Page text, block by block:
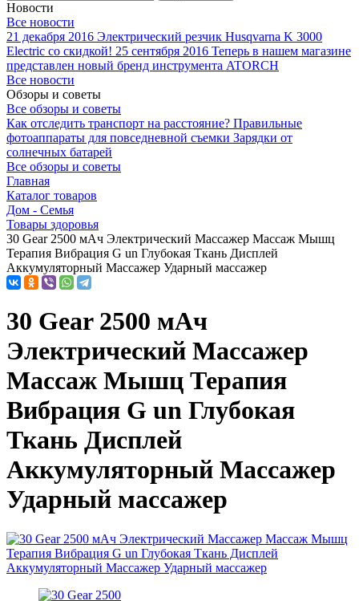
Новости
Все новости
21 декабря 2016 Электрический резчик Husqvarna K 3000
Electric со скидкой! 25 сентября 2016 Теперь в нашем магазине
представлен новый бренд инструмента ATORCH
Все новости
Обзоры и советы
Все обзоры и советы
Как отследить транспорт на расстояние? Правильные
фотоаппараты для повседневной съемки Зарядки от
солнечных батарей
Все обзоры и советы
Главная
Каталог товаров
Дом - Семья
Товары здоровья
30 Gear 2500 мАч Электрический Массажер Массаж Мышц
Терапия Вибрация G un Глубокая Ткань Дисплей
Аккумуляторный Массажер Ударный массажер
30 Gear 2500 мАч
Электрический Массажер
Массаж Мышц Терапия
Вибрация G un Глубокая
Ткань Дисплей
Аккумуляторный Массажер
Ударный массажер